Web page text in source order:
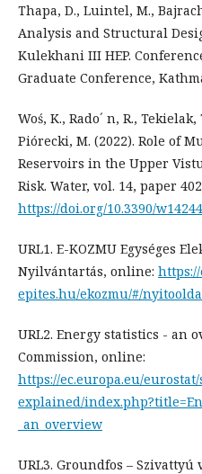
Thapa, D., Luintel, M.,
Analysis and Structural
Kulekhani III HEP.
Graduate Conference,
Woś, K., Rado´ n, R.,
Piórecki, M. (2022). Role of
Reservoirs in the Upper
Risk. Water, vol. 14, paper
https://doi.org/10.3390/
URL1. E-KOZMU Egységes
Nyilvántartás, online:
epites.hu/ekozmu/#/
URL2. Energy statistics - an
Commission, online:
https://ec.europa.eu/
explained/
_an_overview
URL3. Groundfos – Szivattyú